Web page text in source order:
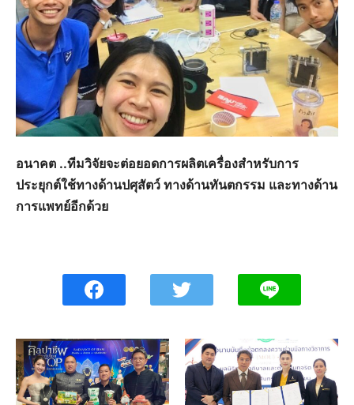
อนาคต ..ทีมวิจัยจะต่อยอดการผลิตเครื่องสำหรับการ
ประยุกต์ใช้ทางด้านปศุสัตว์ ทางด้านทันตกรรม และทางด้าน
การแพทย์อีกด้วย